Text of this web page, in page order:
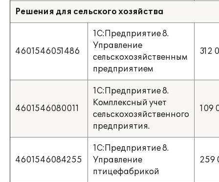
Решения для сельского хозяйства
4601546051486
1С:Предприятие 8.
Управление
сельскохозяйственным
предприятием
312
4601546080011
1С:Предприятие 8.
Комплексный учет
сельскохозяйственного
предприятия.
109
4601546084255
1С:Предприятие 8.
Управление
птицефабрикой
259